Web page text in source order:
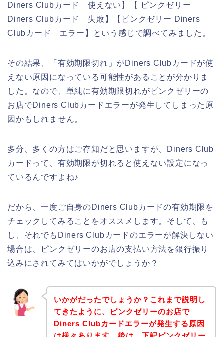
Diners Clubカード 使えない】【 ピンクゼリー
Diners Clubカード 失敗】【ピンクゼリー Diners
Clubカード エラー】という感じで調べてみました。
その結果、「有効期限切れ」がDiners Clubカードが使
えない原因になっている可能性があることが分かりま
した。なので、単純に有効期限切れがピンクゼリーの
お店でDiners Clubカードエラーが発生してしまった原
因かもしれません。
多分、多くの方はご存知だと思いますが、Diners Club
カードって、有効期限が切れると使えない設定になっ
ているんですよね♪
だから、一度ご自身のDiners Clubカードの有効期限を
チェックしてみることをオススメします。そして、も
し、それでもDiners Clubカードのエラーが解決しない
場合は、ピンクゼリーのお店の支払い方法を銀行振り
込みにされてみてはいかがでしょうか？
いかがだったでしょうか？これまで説明し
てきたように、ピンクゼリーのお店で
Diners Clubカードエラーが発生する原因